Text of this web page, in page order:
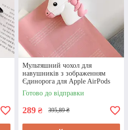
Мультяшний чохол для
навушників з зображенням
Єдинорога для Apple AirPods
1/2
Готово до відправки
289 ₴ 395,89 ₴